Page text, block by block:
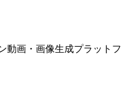
動画・画像生成プラットフ